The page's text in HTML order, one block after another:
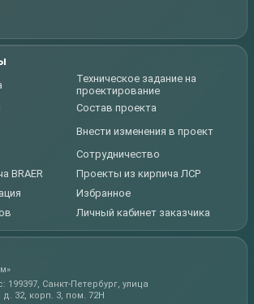
Техническое задание на
проектирование
Состав проекта
Внести изменения в проект
Сотрудничество
BRAER
Проекты из кирпича ЛСР
Избранное
Личный кабинет заказчика
Санкт-Петербург, улица
32, корп. 3, пом. 72Н